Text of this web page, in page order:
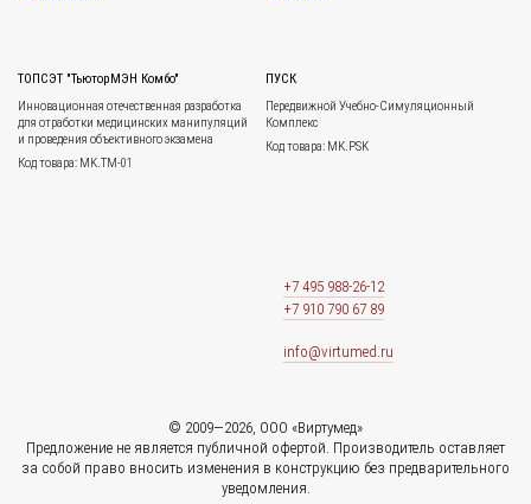
ТОПСЭТ "ТьюторМЭН Комбо"
Инновационная отечественная разработка
для отработки медицинских манипуляций
и проведения объективного экзамена
Код товара: MK.TM-01
ПУСК
Передвижной Учебно-Симуляционный
Комплекс
Код товара: MK.PSK
+7 495 988-26-12
+7 910 790 67 89
info@virtumed.ru
© 2009—2026, ООО «Виртумед»
Предложение не является публичной офертой. Производитель оставляет
за собой право вносить изменения в конструкцию без предварительного
уведомления.